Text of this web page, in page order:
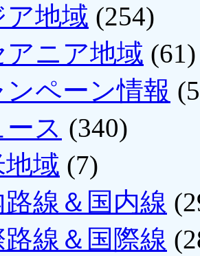
ア地域 (254)
アニア地域 (61)
ンペーン情報
ス (340)
域 (7)
路線＆国内線
路線＆国際線